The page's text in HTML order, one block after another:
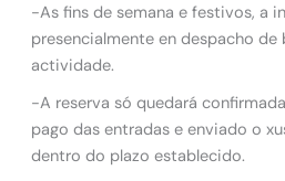
-As fins de semana e festivos, a
presencialmente en despacho
actividade.
-A reserva só quedará
pago das entradas e enviado o
dentro do plazo establecido.